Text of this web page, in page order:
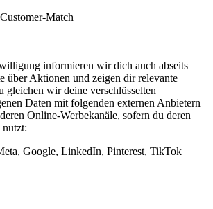
Match
informieren wir dich auch abseits
über Aktionen und zeigen dir relevante
gleichen wir deine verschlüsselten
Daten mit folgenden externen Anbietern
Online-Werbekanäle, sofern du deren
nutzt:
Google, LinkedIn, Pinterest, TikTok